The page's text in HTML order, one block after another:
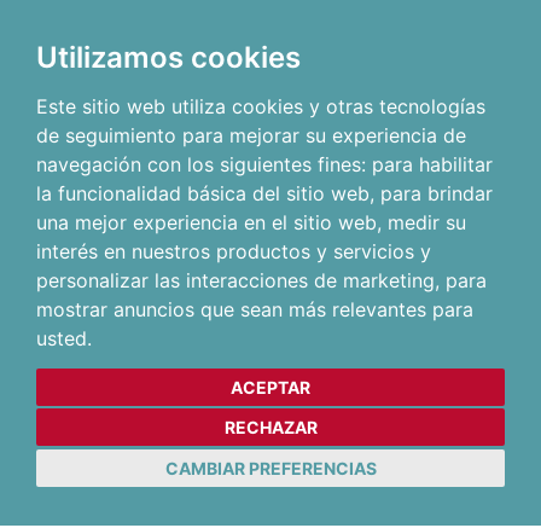
Utilizamos cookies
Este sitio web utiliza cookies y otras tecnologías
de seguimiento para mejorar su experiencia de
navegación con los siguientes fines: para habilitar
la funcionalidad básica del sitio web, para brindar
una mejor experiencia en el sitio web, medir su
interés en nuestros productos y servicios y
personalizar las interacciones de marketing, para
mostrar anuncios que sean más relevantes para
usted.
ACEPTAR
RECHAZAR
CAMBIAR PREFERENCIAS